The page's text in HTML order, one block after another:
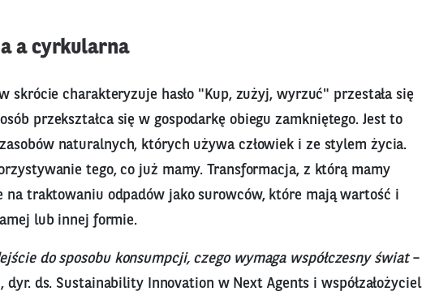
a cyrkularna
skrócie charakteryzuje hasło "Kup, zużyj, wyrzuć" przestała się
przekształca się w gospodarkę obiegu zamkniętego. Jest to
naturalnych, których używa człowiek i ze stylem życia.
tego, co już mamy. Transformacja, z którą mamy
na traktowaniu odpadów jako surowców, które mają wartość i
lub innej formie.
do sposobu konsumpcji, czego wymaga współczesny świat–
dyr. ds. Sustainability Innovation w Next Agents i współzałożyciel